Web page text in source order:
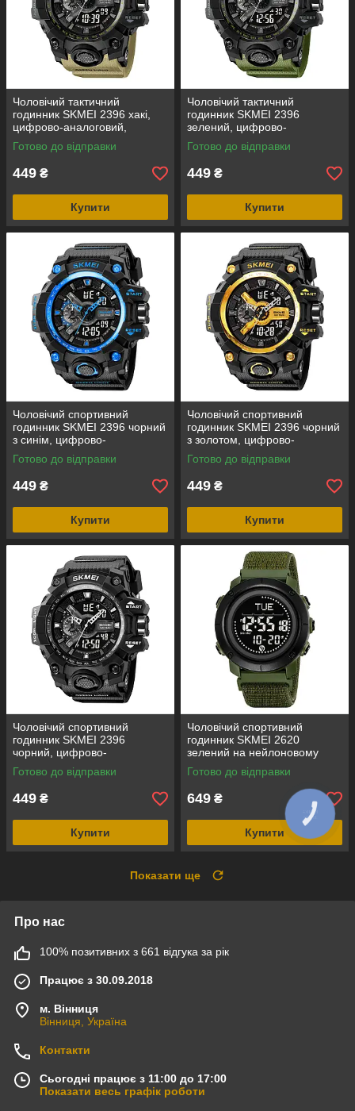
Чоловічий тактичний
годинник SKMEI 2396 хакі,
цифрово-аналоговий,
водозахист 5 ATM
Готово до відправки
449 ₴
Купити
Чоловічий тактичний
годинник SKMEI 2396
зелений, цифрово-
аналоговий, водозахист 5
ATM
Готово до відправки
449 ₴
Купити
Чоловічий спортивний
годинник SKMEI 2396 чорний
з синім, цифрово-
аналоговий, водозахист 5
ATM
Готово до відправки
449 ₴
Купити
Чоловічий спортивний
годинник SKMEI 2396 чорний
з золотом, цифрово-
аналоговий, водозахист 5
ATM
Готово до відправки
449 ₴
Купити
Чоловічий спортивний
годинник SKMEI 2396
чорний, цифрово-
аналоговий, водозахист 5
ATM
Готово до відправки
449 ₴
Купити
Чоловічий спортивний
годинник SKMEI 2620
зелений на нейлоновому
ремінці з липучкою,
електронним компасом і
Готово до відправки
649 ₴
Купити
Показати ще
Про нас
100% позитивних з 661 відгука за рік
Працює з 30.09.2018
м. Вінниця
Вінниця, Україна
Контакти
Сьогодні працює з 11:00 до 17:00
Показати весь графік роботи